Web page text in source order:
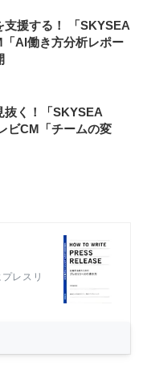
援する！ 「SKYSEA
AI働き方分析レポー
抜く！「SKYSEA
ビCM「チームの変
レスリ